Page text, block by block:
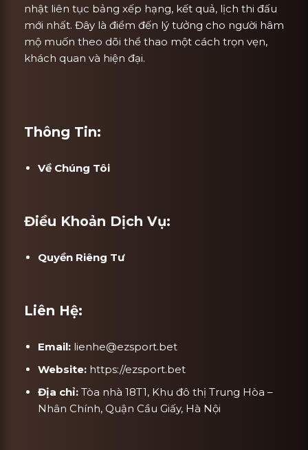
nhật liên tục bảng xếp hạng, kết quả, lịch thi đấu
mới nhất. Đây là điểm đến lý tưởng cho người hâm
mộ muốn theo dõi thể thao một cách trọn vẹn,
khách quan và hiện đại.
Thông Tin:
Về Chúng Tôi
Điều Khoản Dịch Vụ:
Quyền Riêng Tư
Liên Hệ:
Email: lienhe@ezsport.bet
Website: https://ezsport.bet
Địa chỉ: Tòa nhà 18T1, Khu đô thị Trung Hòa –
Nhân Chính, Quận Cầu Giấy, Hà Nội